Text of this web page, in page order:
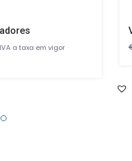
IVA a taxa em vigor